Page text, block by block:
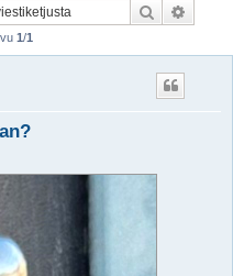
Etsi
1/1